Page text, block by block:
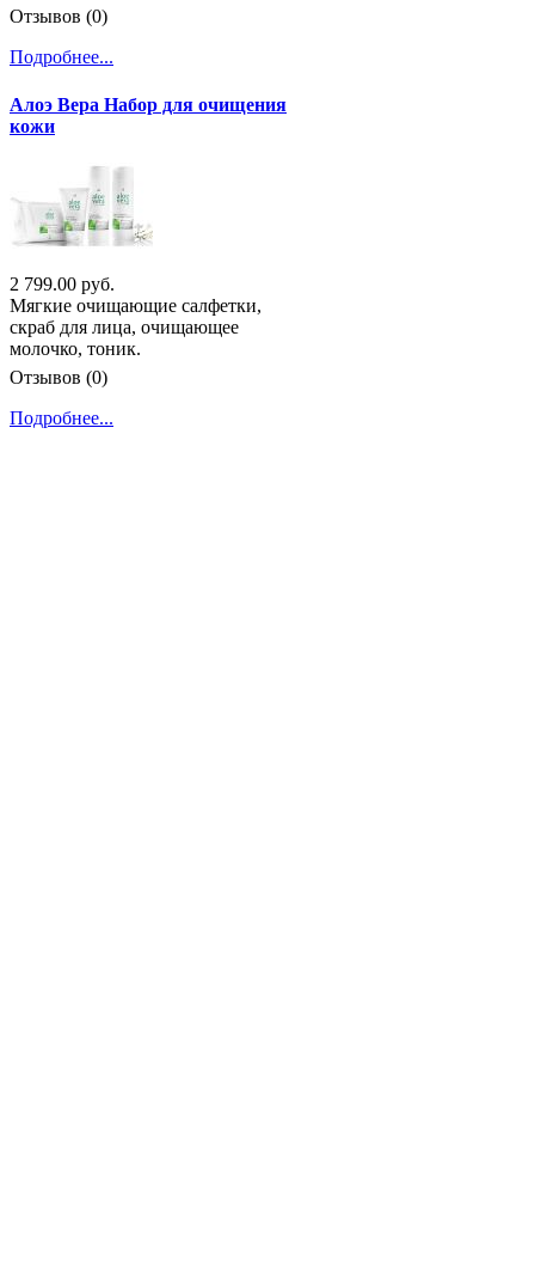
Отзывов (0)
Подробнее...
Алоэ Вера Набор для очищения
кожи
2 799.00 руб.
Мягкие очищающие салфетки,
скраб для лица, очищающее
молочко, тоник.
Отзывов (0)
Подробнее...